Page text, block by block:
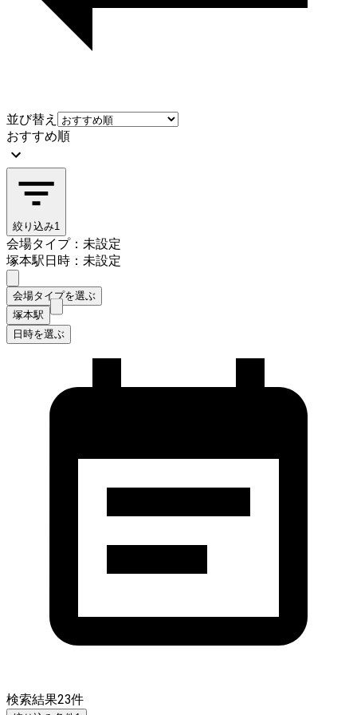
並び替え
おすすめ順
絞り込み1
会場タイプ：未設定
塚本駅日時：未設定
会場タイプを選ぶ
塚本駅
日時を選ぶ
検索結果23件